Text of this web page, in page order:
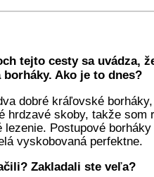
tejto cesty sa uvádza,
Ako je to dnes?
dobré kráľovské
hrdzavé skoby, takže som
lezenie. Postupové
vyskobovaná perfektne.
Zakladali ste veľa?